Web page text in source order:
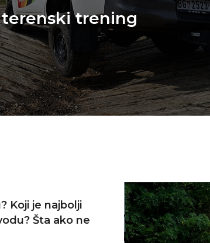
trening
Koji je najbolji
Šta ako ne